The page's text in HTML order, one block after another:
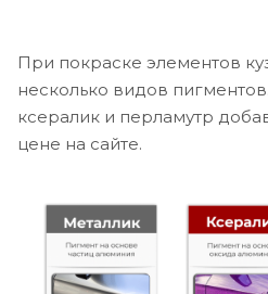
При покраске элементов
несколько видов
ксералик и перламутр
цене на сайте.